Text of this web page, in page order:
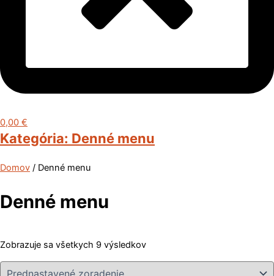
0,00 €
Kategória: Denné menu
Domov / Denné menu
Denné menu
Zobrazuje sa všetkych 9 výsledkov